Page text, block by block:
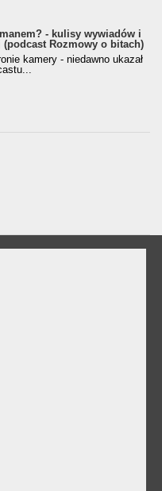
- kulisy wywiadów i
Rozmowy o bitach)
kamery - niedawno ukazał